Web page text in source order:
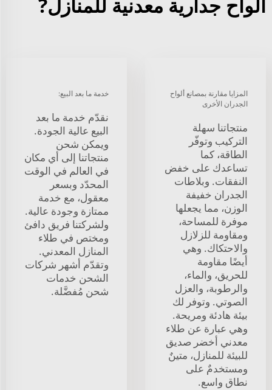
ألواح جدارية معدنية للمنازل?
المزايا مقارنة بمصانع ألواح
الجدران الأخرى
منتجاتنا سهلة
التركيب وتوفّر
الطاقة، كما
تساعدك على خفض
النفقات. وبلاطات
الجدران خفيفة
الوزن، مما يجعلها
موفرة للمساحة،
ومقاومة للزلازل
والاحتكاك. وهي
أيضًا مقاومة
للحريق، والماء،
والرطوبة، والعزل
الصوتي. وتوفر لك
بيئة هادئة ومريحة.
وهي عبارة عن طلاء
معدني أخضر صديق
للبيئة للمنازل، متينٌ
ومستخدمٌ على
نطاق واسع.
خدمة ما بعد البيع:
نقدّم خدمة ما بعد
البيع عالية الجودة.
ويمكن شحن
منتجاتنا إلى أي مكان
في العالم في الوقت
المحدّد وبسعر
معقول، مع خدمة
ممتازة وجودة عالية.
ولشركتنا فريق دافئ
ومختص في طلاء
المنازل المعدني.
وتقدّم أشهر شركات
الشحن خدمات
شحن مُفضَّلة.